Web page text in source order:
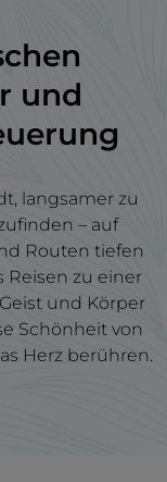
und
langsamer zu
– auf
Routen tiefen
Reisen zu einer
und Körper
Schönheit von
Herz berühren.